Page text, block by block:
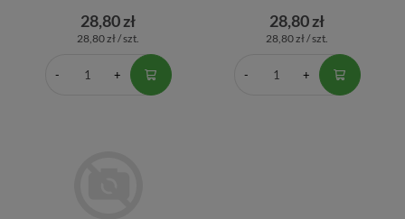
28,80 zł
28,80 zł / szt.
28,80 zł
28,80 zł / szt.